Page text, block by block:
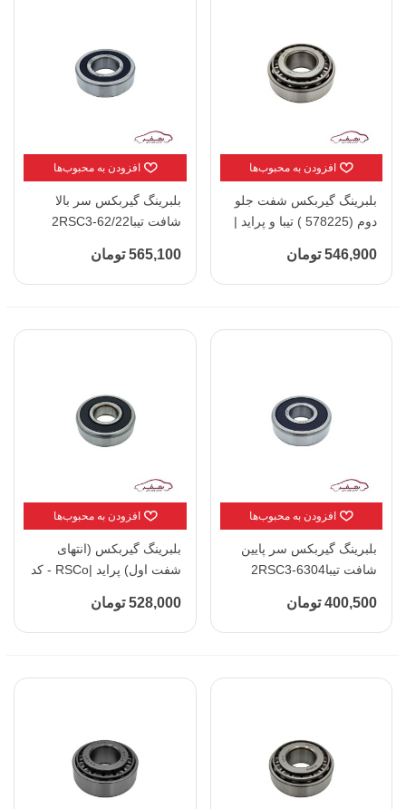
افزودن به محبوب‌ها
بلبرینگ گیربکس شفت جلو
دوم (578225 ) تیبا و پراید |
546,900 تومان
افزودن به محبوب‌ها
بلبرینگ گیربکس سر بالا
شافت تیبا2RSC3-62/22
565,100 تومان
افزودن به محبوب‌ها
بلبرینگ گیربکس سر پایین
شافت تیبا2RSC3-6304
400,500 تومان
افزودن به محبوب‌ها
بلبرینگ گیربکس (انتهای
شفت اول) پراید |RSCo - کد
528,000 تومان